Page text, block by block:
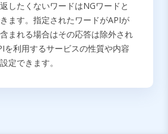
したくないワードはNGワードと
ます。指定されたワードがAPIが
まれる場合はその応答は除外され
を利用するサービスの性質や内容
定できます。